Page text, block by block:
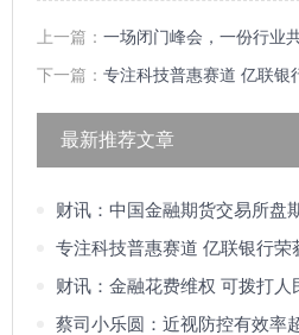
上一篇： 一场闭门峰会，一份行业共识：“破局·
下一篇： 专注科技普惠赛道 亿联银行荣
最新推荐文章
财讯：中国金融期货交易所盘期
专注科技普惠赛道 亿联银行荣获
财讯：金融花费维权 可拨打人
蔡司小乐圆：近视防控有效率